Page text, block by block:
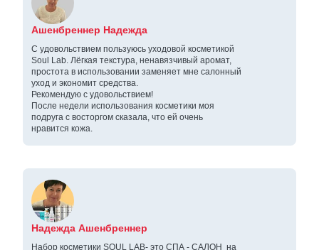
Ашенбреннер Надежда
С удовольствием пользуюсь уходовой косметикой
Soul Lab. Лёгкая текстура, ненавязчивый аромат,
простота в использовании заменяет мне салонный
уход и экономит средства.
Рекомендую с удовольствием!
После недели использования косметики моя
подруга с восторгом сказала, что ей очень
нравится кожа.
Надежда Ашенбреннер
Набор косметики SOUL LAB- это СПА - САЛОН на